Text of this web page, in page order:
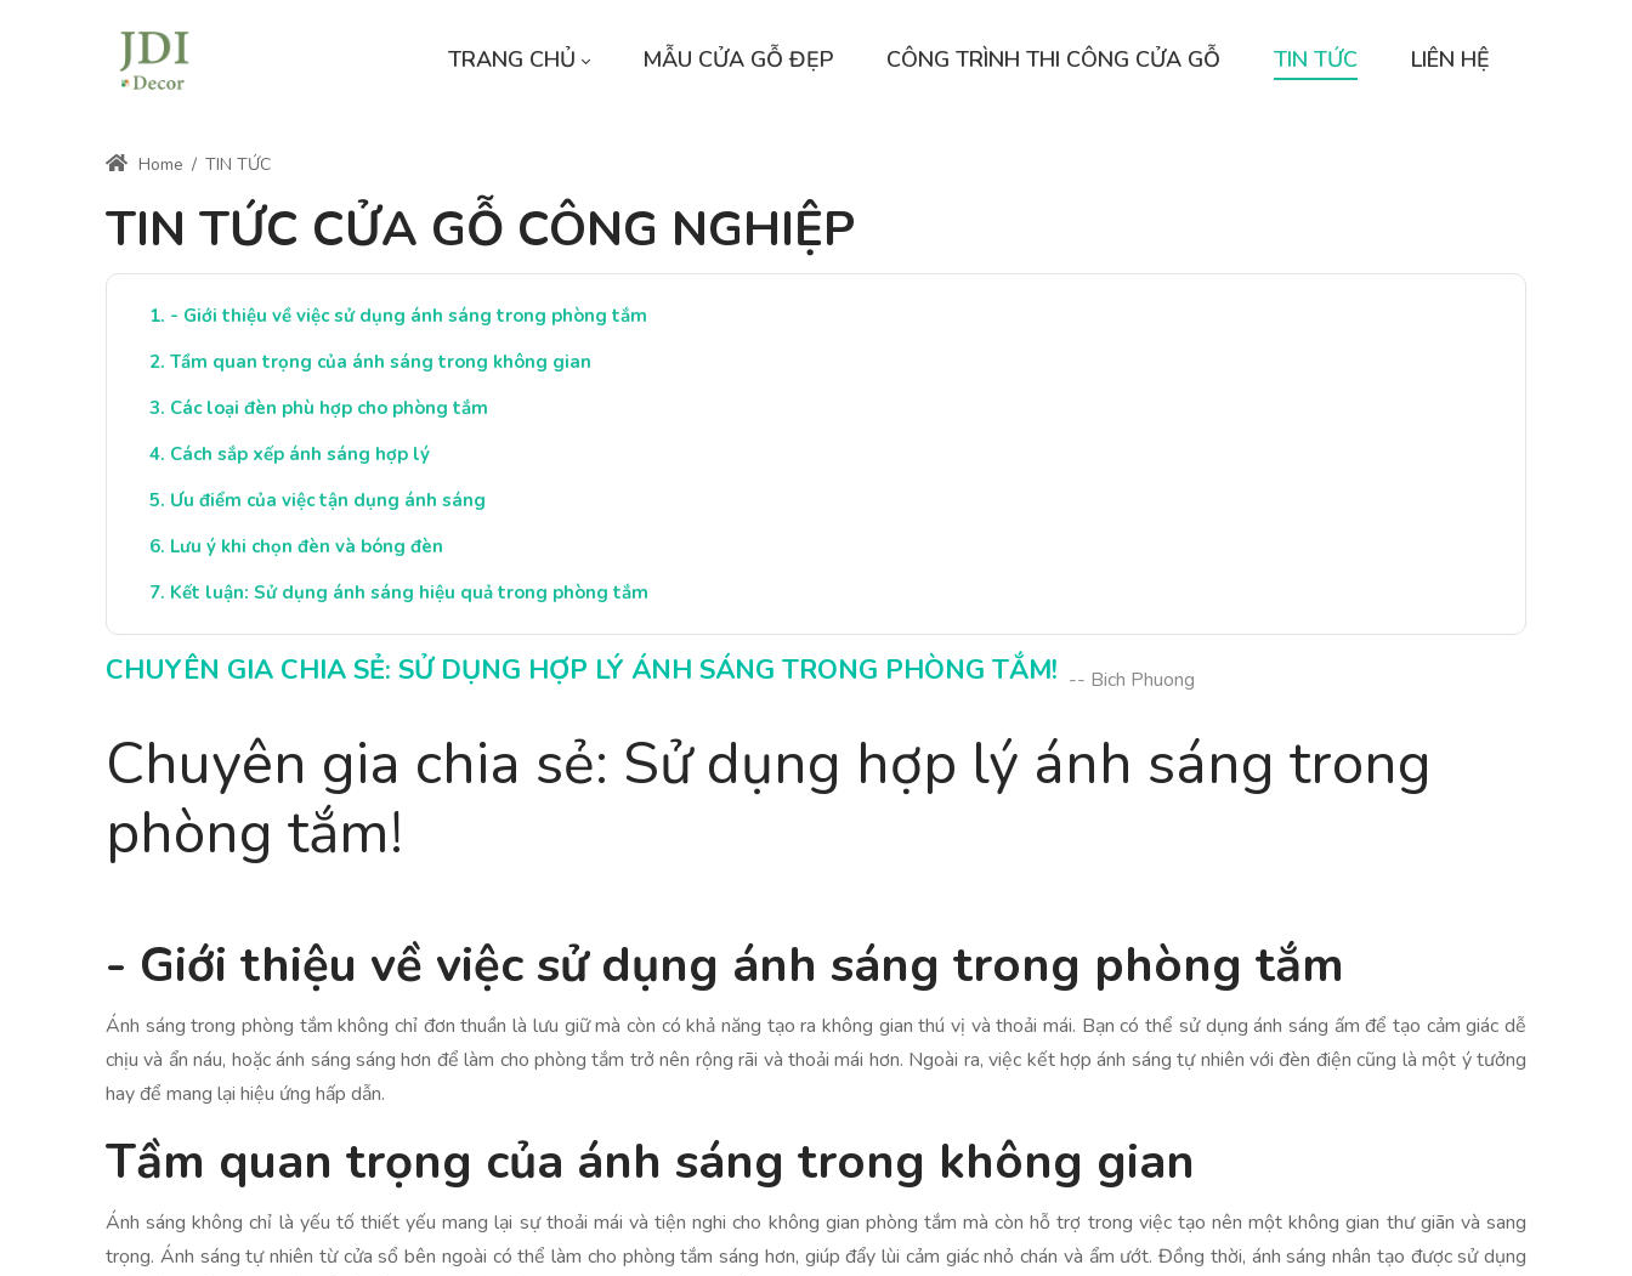
TRANG CHỦ MẪU CỬA GỖ ĐẸP CÔNG TRÌNH THI CÔNG CỬA GỖ TIN TỨC LIÊN HỆ
Home / TIN TỨC
TIN TỨC CỬA GỖ CÔNG NGHIỆP
- Giới thiệu về việc sử dụng ánh sáng trong phòng tắm
Tầm quan trọng của ánh sáng trong không gian
Các loại đèn phù hợp cho phòng tắm
Cách sắp xếp ánh sáng hợp lý
Ưu điểm của việc tận dụng ánh sáng
Lưu ý khi chọn đèn và bóng đèn
Kết luận: Sử dụng ánh sáng hiệu quả trong phòng tắm
CHUYÊN GIA CHIA SẺ: SỬ DỤNG HỢP LÝ ÁNH SÁNG TRONG PHÒNG TẮM! -- Bich Phuong
Chuyên gia chia sẻ: Sử dụng hợp lý ánh sáng trong
phòng tắm!
- Giới thiệu về việc sử dụng ánh sáng trong phòng tắm
Ánh sáng trong phòng tắm không chỉ đơn thuần là lưu giữ mà còn có khả năng tạo ra không gian thú vị và thoải mái. Bạn có thể sử dụng ánh sáng ấm để tạo cảm giác dễ
chịu và ẩn náu, hoặc ánh sáng sáng hơn để làm cho phòng tắm trở nên rộng rãi và thoải mái hơn. Ngoài ra, việc kết hợp ánh sáng tự nhiên với đèn điện cũng là một ý tưởng
hay để mang lại hiệu ứng hấp dẫn.
Tầm quan trọng của ánh sáng trong không gian
Ánh sáng không chỉ là yếu tố thiết yếu mang lại sự thoải mái và tiện nghi cho không gian phòng tắm mà còn hỗ trợ trong việc tạo nên một không gian thư giãn và sang
trọng. Ánh sáng tự nhiên từ cửa sổ bên ngoài có thể làm cho phòng tắm sáng hơn, giúp đẩy lùi cảm giác nhỏ chán và ẩm ướt. Đồng thời, ánh sáng nhân tạo được sử dụng